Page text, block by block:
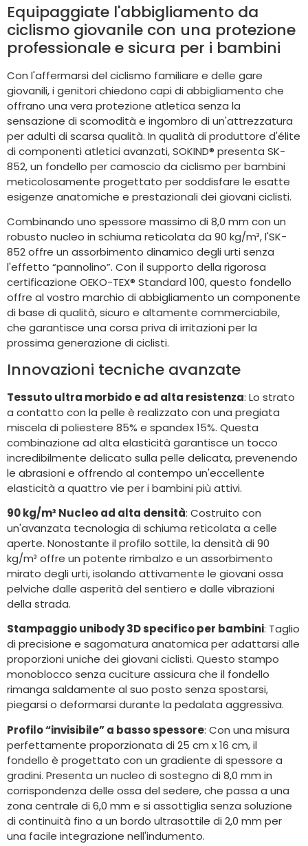
Equipaggiate l'abbigliamento da
ciclismo giovanile con una protezione
professionale e sicura per i bambini
Con l'affermarsi del ciclismo familiare e delle gare
giovanili, i genitori chiedono capi di abbigliamento che
offrano una vera protezione atletica senza la
sensazione di scomodità e ingombro di un'attrezzatura
per adulti di scarsa qualità. In qualità di produttore d'élite
di componenti atletici avanzati, SOKIND® presenta SK-
852, un fondello per camoscio da ciclismo per bambini
meticolosamente progettato per soddisfare le esatte
esigenze anatomiche e prestazionali dei giovani ciclisti.
Combinando uno spessore massimo di 8,0 mm con un
robusto nucleo in schiuma reticolata da 90 kg/m³, l'SK-
852 offre un assorbimento dinamico degli urti senza
l'effetto “pannolino”. Con il supporto della rigorosa
certificazione OEKO-TEX® Standard 100, questo fondello
offre al vostro marchio di abbigliamento un componente
di base di qualità, sicuro e altamente commerciabile,
che garantisce una corsa priva di irritazioni per la
prossima generazione di ciclisti.
Innovazioni tecniche avanzate
Tessuto ultra morbido e ad alta resistenza: Lo strato
a contatto con la pelle è realizzato con una pregiata
miscela di poliestere 85% e spandex 15%. Questa
combinazione ad alta elasticità garantisce un tocco
incredibilmente delicato sulla pelle delicata, prevenendo
le abrasioni e offrendo al contempo un'eccellente
elasticità a quattro vie per i bambini più attivi.
90 kg/m³ Nucleo ad alta densità: Costruito con
un'avanzata tecnologia di schiuma reticolata a celle
aperte. Nonostante il profilo sottile, la densità di 90
kg/m³ offre un potente rimbalzo e un assorbimento
mirato degli urti, isolando attivamente le giovani ossa
pelviche dalle asperità del sentiero e dalle vibrazioni
della strada.
Stampaggio unibody 3D specifico per bambini: Taglio
di precisione e sagomatura anatomica per adattarsi alle
proporzioni uniche dei giovani ciclisti. Questo stampo
monoblocco senza cuciture assicura che il fondello
rimanga saldamente al suo posto senza spostarsi,
piegarsi o deformarsi durante la pedalata aggressiva.
Profilo “invisibile” a basso spessore: Con una misura
perfettamente proporzionata di 25 cm x 16 cm, il
fondello è progettato con un gradiente di spessore a
gradini. Presenta un nucleo di sostegno di 8,0 mm in
corrispondenza delle ossa del sedere, che passa a una
zona centrale di 6,0 mm e si assottiglia senza soluzione
di continuità fino a un bordo ultrasottile di 2,0 mm per
una facile integrazione nell'indumento.